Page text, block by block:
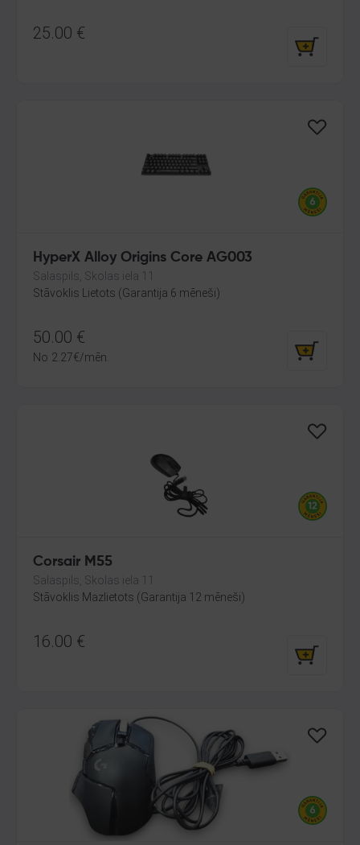
25.00 €
HyperX Alloy Origins Core AG003
Salaspils, Skolas iela 11
Stāvoklis Lietots (Garantija 6 mēneši)
50.00 €
No 2.27€/mēn.
Corsair M55
Salaspils, Skolas iela 11
Stāvoklis Mazlietots (Garantija 12 mēneši)
16.00 €